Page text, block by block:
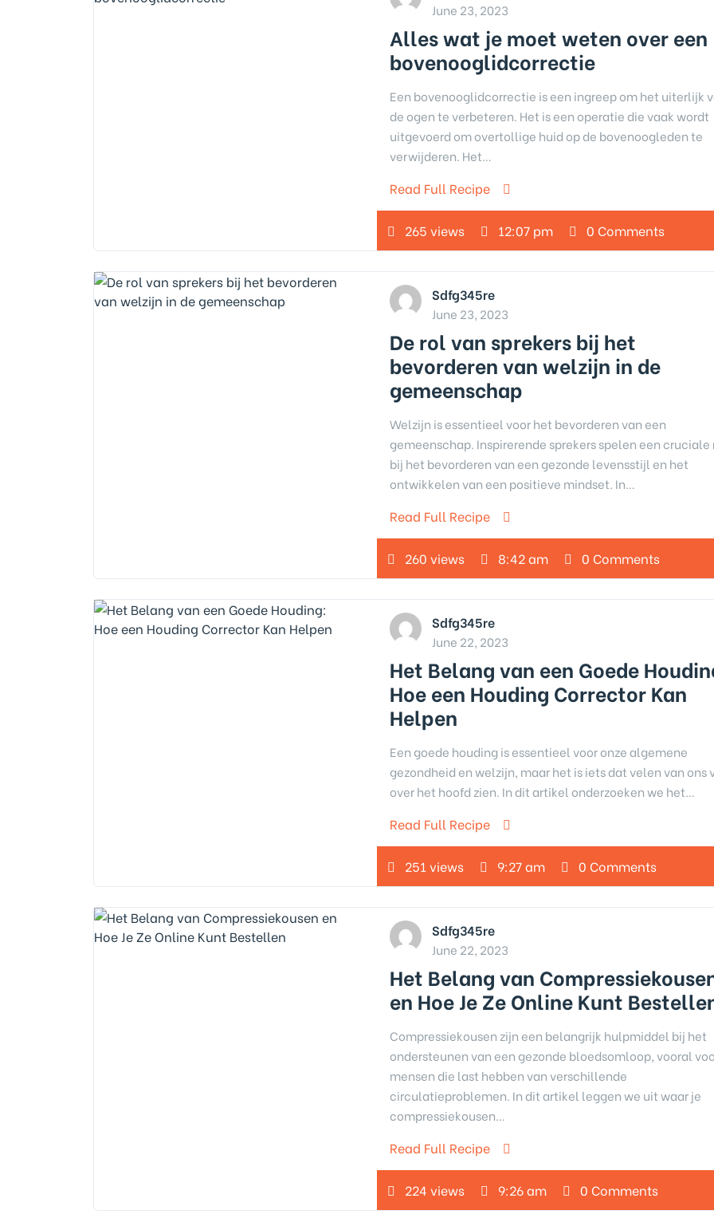
June 23, 2023
Alles wat je moet weten over een
bovenooglidcorrectie
Een bovenooglidcorrectie is een ingreep om het uiterlijk
de ogen te verbeteren. Het is een operatie die vaak wordt
uitgevoerd om overtollige huid op de bovenoogleden te
verwijderen. Het…
Read Full Recipe
265 views 12:07 pm 0 Comments
Sdfg345re
June 23, 2023
De rol van sprekers bij het
bevorderen van welzijn in de
gemeenschap
Welzijn is essentieel voor het bevorderen van een
gemeenschap. Inspirerende sprekers spelen een cruciale
bij het bevorderen van een gezonde levensstijl en het
ontwikkelen van een positieve mindset. In…
Read Full Recipe
260 views 8:42 am 0 Comments
Sdfg345re
June 22, 2023
Het Belang van een Goede
Hoe een Houding Corrector Kan
Helpen
Een goede houding is essentieel voor onze algemene
gezondheid en welzijn, maar het is iets dat velen van ons
over het hoofd zien. In dit artikel onderzoeken we het…
Read Full Recipe
251 views 9:27 am 0 Comments
Sdfg345re
June 22, 2023
Het Belang van
en Hoe Je Ze Online Kunt
Compressiekousen zijn een belangrijk hulpmiddel bij het
ondersteunen van een gezonde bloedsomloop, vooral
mensen die last hebben van verschillende
circulatieproblemen. In dit artikel leggen we uit waar je
compressiekousen…
Read Full Recipe
224 views 9:26 am 0 Comments